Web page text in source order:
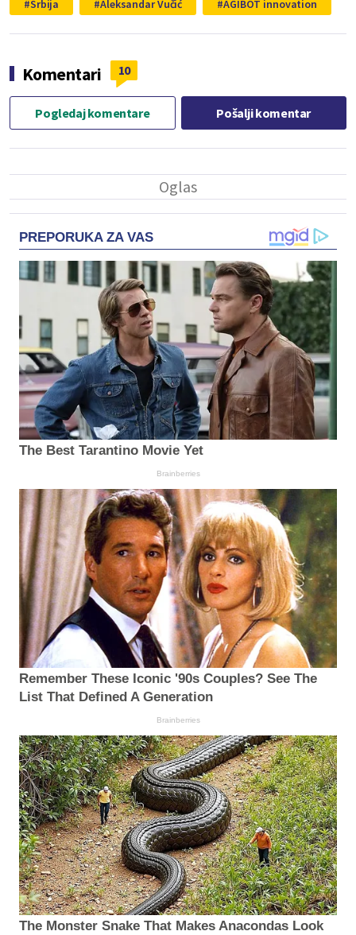
Srbija Aleksandar Vučić AGIBOT innovation
Komentari 10
Pogledaj komentare Pošalji komentar
PREPORUKA ZA VAS
The Best Tarantino Movie Yet
Brainberries
Remember These Iconic '90s Couples? See The
List That Defined A Generation
Brainberries
The Monster Snake That Makes Anacondas Look